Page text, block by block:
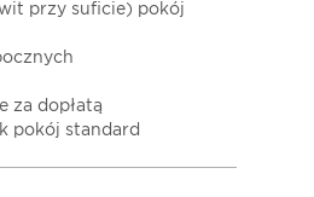
przy suficie) pokój
za dopłatą
pokój standard